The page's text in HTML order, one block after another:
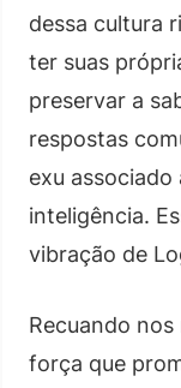
dessa cultura
ter suas
preservar a
respostas
exu associado
inteligência.
vibração de
Recuando
força que